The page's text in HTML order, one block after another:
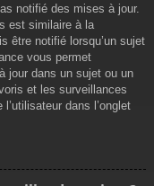
notifié des mises à jour.
est similaire à la
être notifié lorsqu’un sujet
vous permet
jour dans un sujet ou un
et les surveillances
dans l’onglet